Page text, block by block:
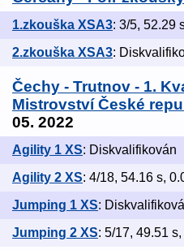
1.zkouška XSA3: 3/5, 52.29
2.zkouška XSA3:
Čechy - Trutnov - 1.
Mistrovství České
05. 2022
Agility 1 XS: Diskvalifikován
Agility 2 XS: 4/18, 54.16 s,
Jumping 1 XS:
Jumping 2 XS: 5/17, 49.51